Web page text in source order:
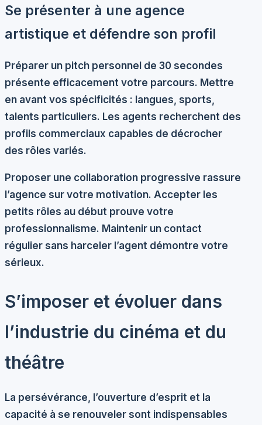
Se présenter à une agence
artistique et défendre son profil
Préparer un pitch personnel de 30 secondes
présente efficacement votre parcours. Mettre
en avant vos spécificités : langues, sports,
talents particuliers. Les agents recherchent des
profils commerciaux capables de décrocher
des rôles variés.
Proposer une collaboration progressive rassure
l’agence sur votre motivation. Accepter les
petits rôles au début prouve votre
professionnalisme. Maintenir un contact
régulier sans harceler l’agent démontre votre
sérieux.
S’imposer et évoluer dans
l’industrie du cinéma et du
théâtre
La persévérance, l’ouverture d’esprit et la
capacité à se renouveler sont indispensables